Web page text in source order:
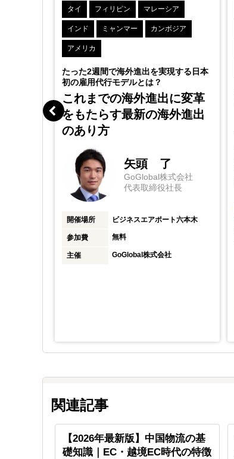
タイ フィリピン マレーシア
インド ミャンマー カンボジア
アメリカ
たった2週間で海外進出を実現する日本
初の雇用代行モデルとは？
これまでの海外進出に変革
をもたらす最新の海外進出
のあり方
矢頭 了
GoGlobal株式会社
代表取締役社長
開催場所 ビジネスエアポート六本木
参加費 無料
主催 GoGlobal株式会社
関連記事
【2026年最新版】中国物流の基
礎知識｜EC・越境EC時代の特徴